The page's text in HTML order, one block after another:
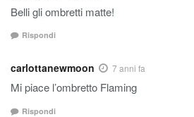
Belli gli ombretti matte!
Rispondi
carlottanewmoon 7 anni fa
Mi piace l’ombretto Flaming
Rispondi